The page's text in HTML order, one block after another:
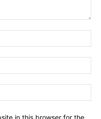
in this browser for the